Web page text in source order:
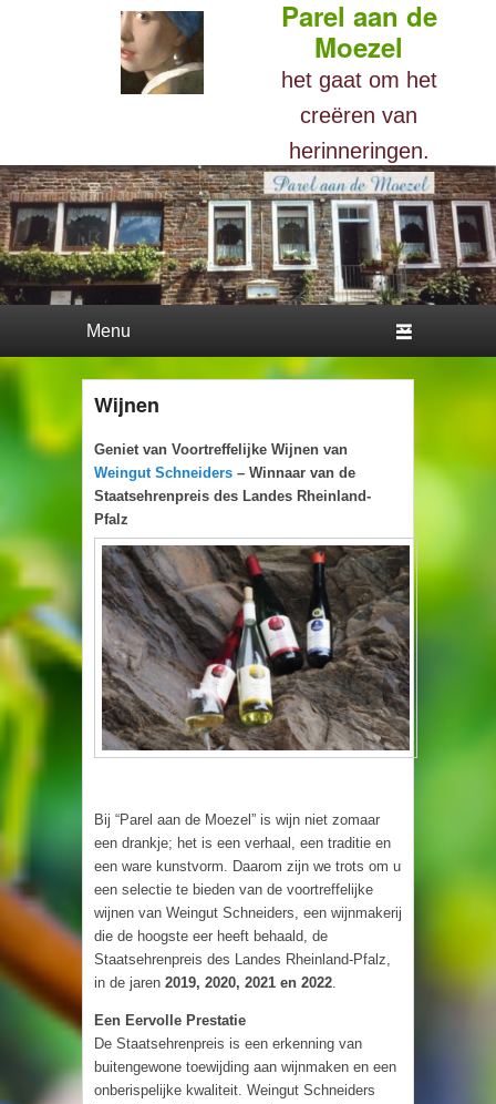
Parel aan de
Moezel
het gaat om het
creëren van
herinneringen.
Wijnen
Geniet van Voortreffelijke Wijnen van
Weingut Schneiders – Winnaar van de
Staatsehrenpreis des Landes Rheinland-
Pfalz
Bij “Parel aan de Moezel” is wijn niet zomaar
een drankje; het is een verhaal, een traditie en
een ware kunstvorm. Daarom zijn we trots om u
een selectie te bieden van de voortreffelijke
wijnen van Weingut Schneiders, een wijnmakerij
die de hoogste eer heeft behaald, de
Staatsehrenpreis des Landes Rheinland-Pfalz,
in de jaren 2019, 2020, 2021 en 2022
Een Eervolle Prestatie
De Staatsehrenpreis is een erkenning van
buitengewone toewijding aan wijnmaken en een
onberispelijke kwaliteit. Weingut Schneiders